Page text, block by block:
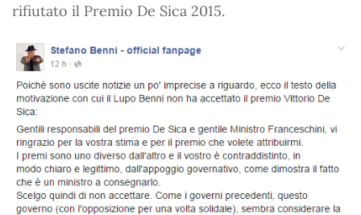
rifiutato il Premio De Sica 2015.